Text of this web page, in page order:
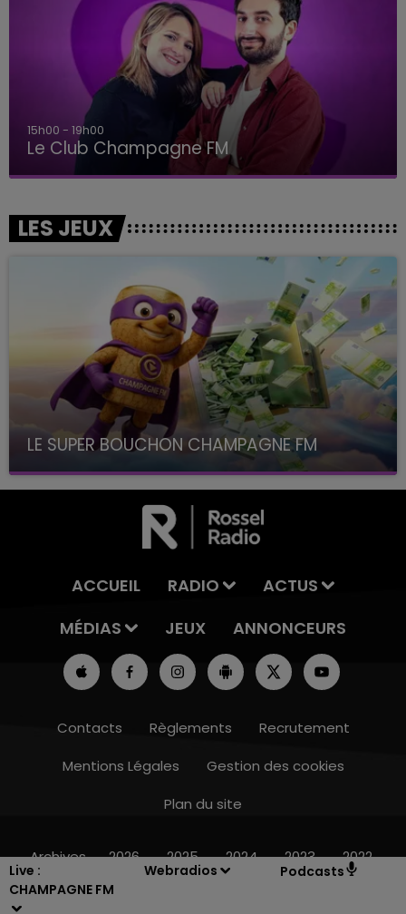
Live :
CHAMPAGNE FM
Webradios Podcasts
15h00 - 19h00
Le Club Champagne FM
LES JEUX
LE SUPER BOUCHON CHAMPAGNE FM
avec La Famille Champagne FM, à 8H10
ACCUEIL RADIO
ACTUS
MÉDIAS
JEUX ANNONCEURS
Contacts Règlements
Recrutement
Mentions Légales
Gestion des cookies
Plan du site
Archives 2026 2025 2024 2023 2022